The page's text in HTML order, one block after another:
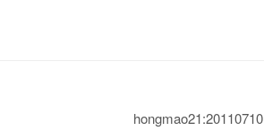
hongmao21:20110710